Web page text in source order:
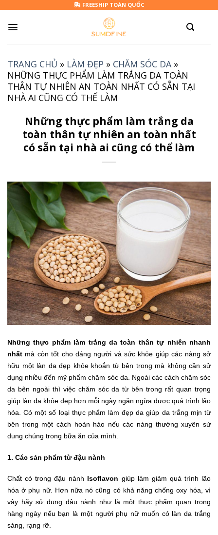
content
FREESHIP TOÀN QUỐC
TRANG CHỦ » LÀM ĐẸP » CHĂM SÓC DA»
NHỮNG THỰC PHẨM LÀM TRẮNG DA TOÀN
THÂN TỰ NHIÊN AN TOÀN NHẤT CÓ SẴN TẠI
NHÀ AI CŨNG CÓ THỂ LÀM
Những thực phẩm làm trắng da
toàn thân tự nhiên an toàn nhất
có sẵn tại nhà ai cũng có thể làm
Những thực phẩm làm trắng da toàn thân tự nhiên nhanh
nhất mà còn tốt cho dáng người và sức khỏe giúp các nàng sở
hữu một làn da đẹp khỏe khoắn từ bên trong mà không cần sử
dụng nhiều đến mỹ phẩm chăm sóc da. Ngoài các cách chăm sóc
da bên ngoài thì việc chăm sóc da từ bên trong rất quan trọng
giúp làn da khỏe đẹp hơn mỗi ngày ngăn ngừa được quá trình lão
hóa. Có một số loại thực phẩm làm đẹp da giúp da trắng mịn từ
bên trong một cách hoàn hảo nếu các nàng thường xuyên sử
dụng chúng trong bữa ăn của mình.
1. Các sản phẩm từ đậu nành
Chất có trong đậu nành Isoflavon giúp làm giảm quá trình lão
hóa ở phụ nữ. Hơn nữa nó cũng có khả năng chống oxy hóa, vì
vậy hãy sử dụng đậu nành như là một thực phẩm quan trọng
hàng ngày nếu bạn là một người phụ nữ muốn có làn da trắng
sáng, rạng rỡ.